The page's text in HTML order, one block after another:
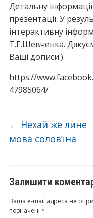
Детальну
презентації. У
інтерактивну
Т.Г.Шевченка.
Ваші дописи:)
https://
47985064/
← Нехай же лине
мова солов’їна
Залишити
Ваша e-mail адреса не
позначені *